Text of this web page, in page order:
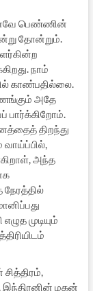
பெண்ணின்
தோன்றும்.
நாம்
காண்பதில்லை.
அதே
பார்க்கிறோம்.
திறந்து
அந்த
முடியும்
இந்திரனின் மகன்